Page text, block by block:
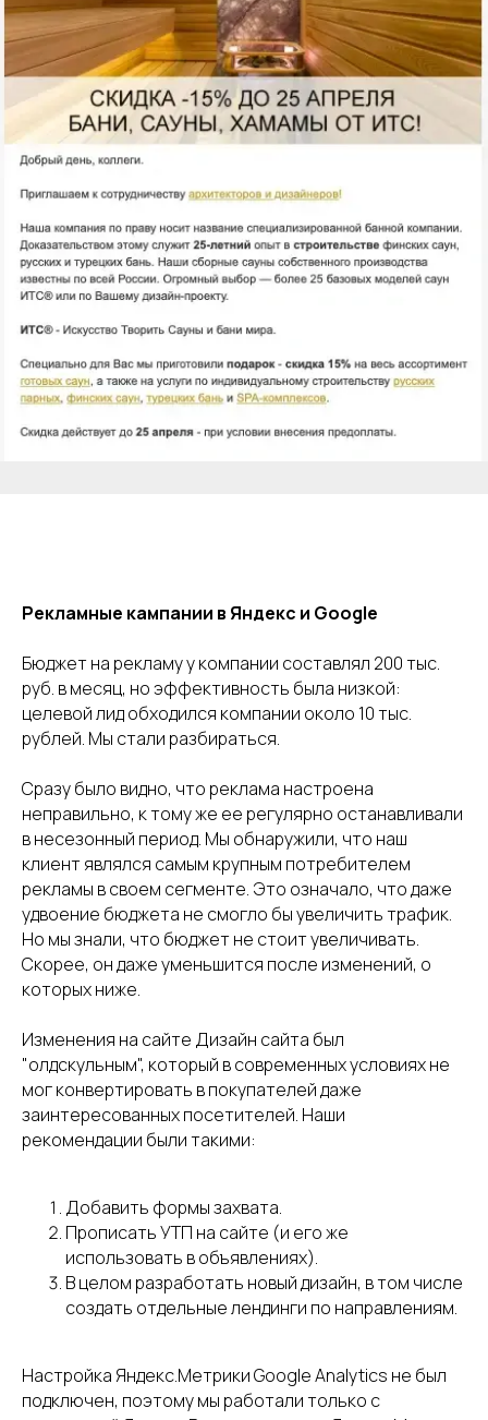
Рекламные кампании в Яндекс и Google
Бюджет на рекламу у компании составлял 200 тыс.
руб. в месяц, но эффективность была низкой:
целевой лид обходился компании около 10 тыс.
рублей. Мы стали разбираться.
Сразу было видно, что реклама настроена
неправильно, к тому же ее регулярно останавливали
в несезонный период. Мы обнаружили, что наш
клиент являлся самым крупным потребителем
рекламы в своем сегменте. Это означало, что даже
удвоение бюджета не смогло бы увеличить трафик.
Но мы знали, что бюджет не стоит увеличивать.
Скорее, он даже уменьшится после изменений, о
которых ниже.
Изменения на сайте Дизайн сайта был
"олдскульным", который в современных условиях не
мог конвертировать в покупателей даже
заинтересованных посетителей. Наши
рекомендации были такими:
Добавить формы захвата.
Прописать УТП на сайте (и его же
использовать в объявлениях).
В целом разработать новый дизайн, в том числе
создать отдельные лендинги по направлениям.
Настройка Яндекс.Метрики Google Analytics не был
подключен, поэтому мы работали только с